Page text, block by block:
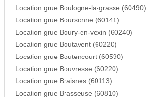
Location grue Boulogne-la-grasse (60490)
Location grue Boursonne (60141)
Location grue Boury-en-vexin (60240)
Location grue Boutavent (60220)
Location grue Boutencourt (60590)
Location grue Bouvresse (60220)
Location grue Braisnes (60113)
Location grue Brasseuse (60810)